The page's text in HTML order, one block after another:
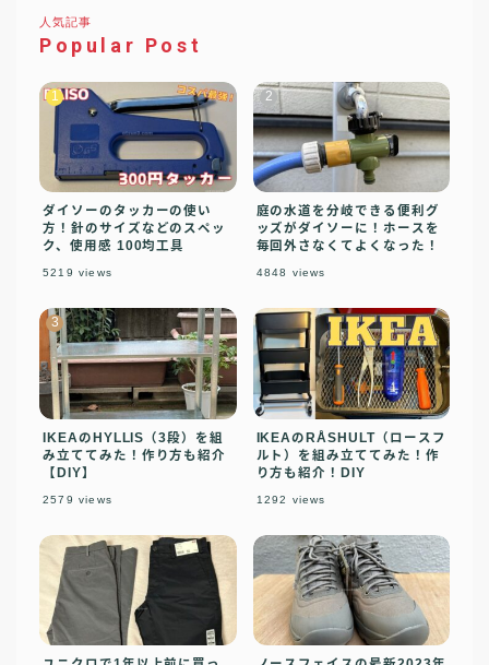
人気記事
Popular Post
ダイソーのタッカーの使い
方！針のサイズなどのスペッ
ク、使用感 100均工具
5219 views
庭の水道を分岐できる便利グ
ッズがダイソーに！ホースを
毎回外さなくてよくなった！
4848 views
IKEAのHYLLIS（3段）を組
み立ててみた！作り方も紹介
【DIY】
2579 views
IKEAのRÅSHULT（ロースフ
ルト）を組み立ててみた！作
り方も紹介！DIY
1292 views